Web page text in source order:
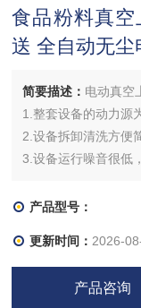
食品粉料真
送 全自动无尘
简要描述： 电动真空
1.整套设备的动力源
2.设备拆卸清洗方便
3.设备运行噪音很低
漏；
产品型号：
更新时间： 2026-
产品咨询